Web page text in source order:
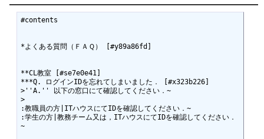
#contents
*よくある質問（ＦＡＱ） [#y89a86fd]
**CL教室 [#se7e0e41]
***Q. ログインIDを忘れてしまいました． [#x323b226]
>''A.'' 以下の窓口にて確認してください．~
>
:教職員の方|ITハウスにてIDを確認してください．~
:学生の方|教務チーム又は，ITハウスにてIDを確認してください．
~